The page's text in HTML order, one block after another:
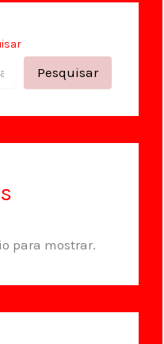
Pesquisar
para mostrar.